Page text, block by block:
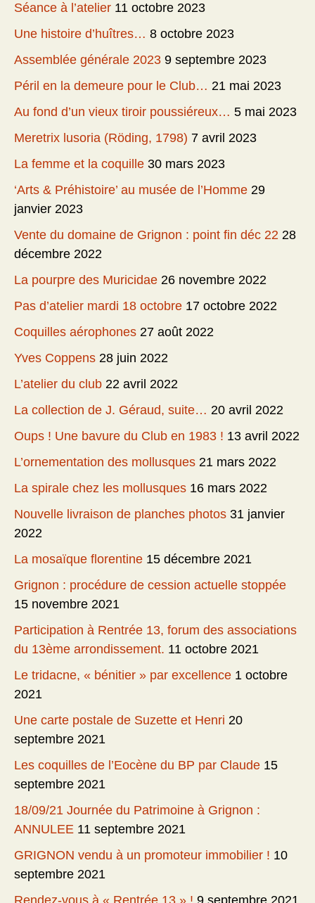
Séance à l’atelier 11 octobre 2023
Une histoire d’huîtres… 8 octobre 2023
Assemblée générale 2023 9 septembre 2023
Péril en la demeure pour le Club… 21 mai 2023
Au fond d’un vieux tiroir poussiéreux… 5 mai 2023
Meretrix lusoria (Röding, 1798) 7 avril 2023
La femme et la coquille 30 mars 2023
‘Arts & Préhistoire’ au musée de l’Homme 29
janvier 2023
Vente du domaine de Grignon : point fin déc 22 28
décembre 2022
La pourpre des Muricidae 26 novembre 2022
Pas d’atelier mardi 18 octobre 17 octobre 2022
Coquilles aérophones 27 août 2022
Yves Coppens 28 juin 2022
L’atelier du club 22 avril 2022
La collection de J. Géraud, suite… 20 avril 2022
Oups ! Une bavure du Club en 1983 ! 13 avril 2022
L’ornementation des mollusques 21 mars 2022
La spirale chez les mollusques 16 mars 2022
Nouvelle livraison de planches photos 31 janvier
2022
La mosaïque florentine 15 décembre 2021
Grignon : procédure de cession actuelle stoppée
15 novembre 2021
Participation à Rentrée 13, forum des associations
du 13ème arrondissement. 11 octobre 2021
Le tridacne, « bénitier » par excellence 1 octobre
2021
Une carte postale de Suzette et Henri 20
septembre 2021
Les coquilles de l’Eocène du BP par Claude 15
septembre 2021
18/09/21 Journée du Patrimoine à Grignon :
ANNULEE 11 septembre 2021
GRIGNON vendu à un promoteur immobilier ! 10
septembre 2021